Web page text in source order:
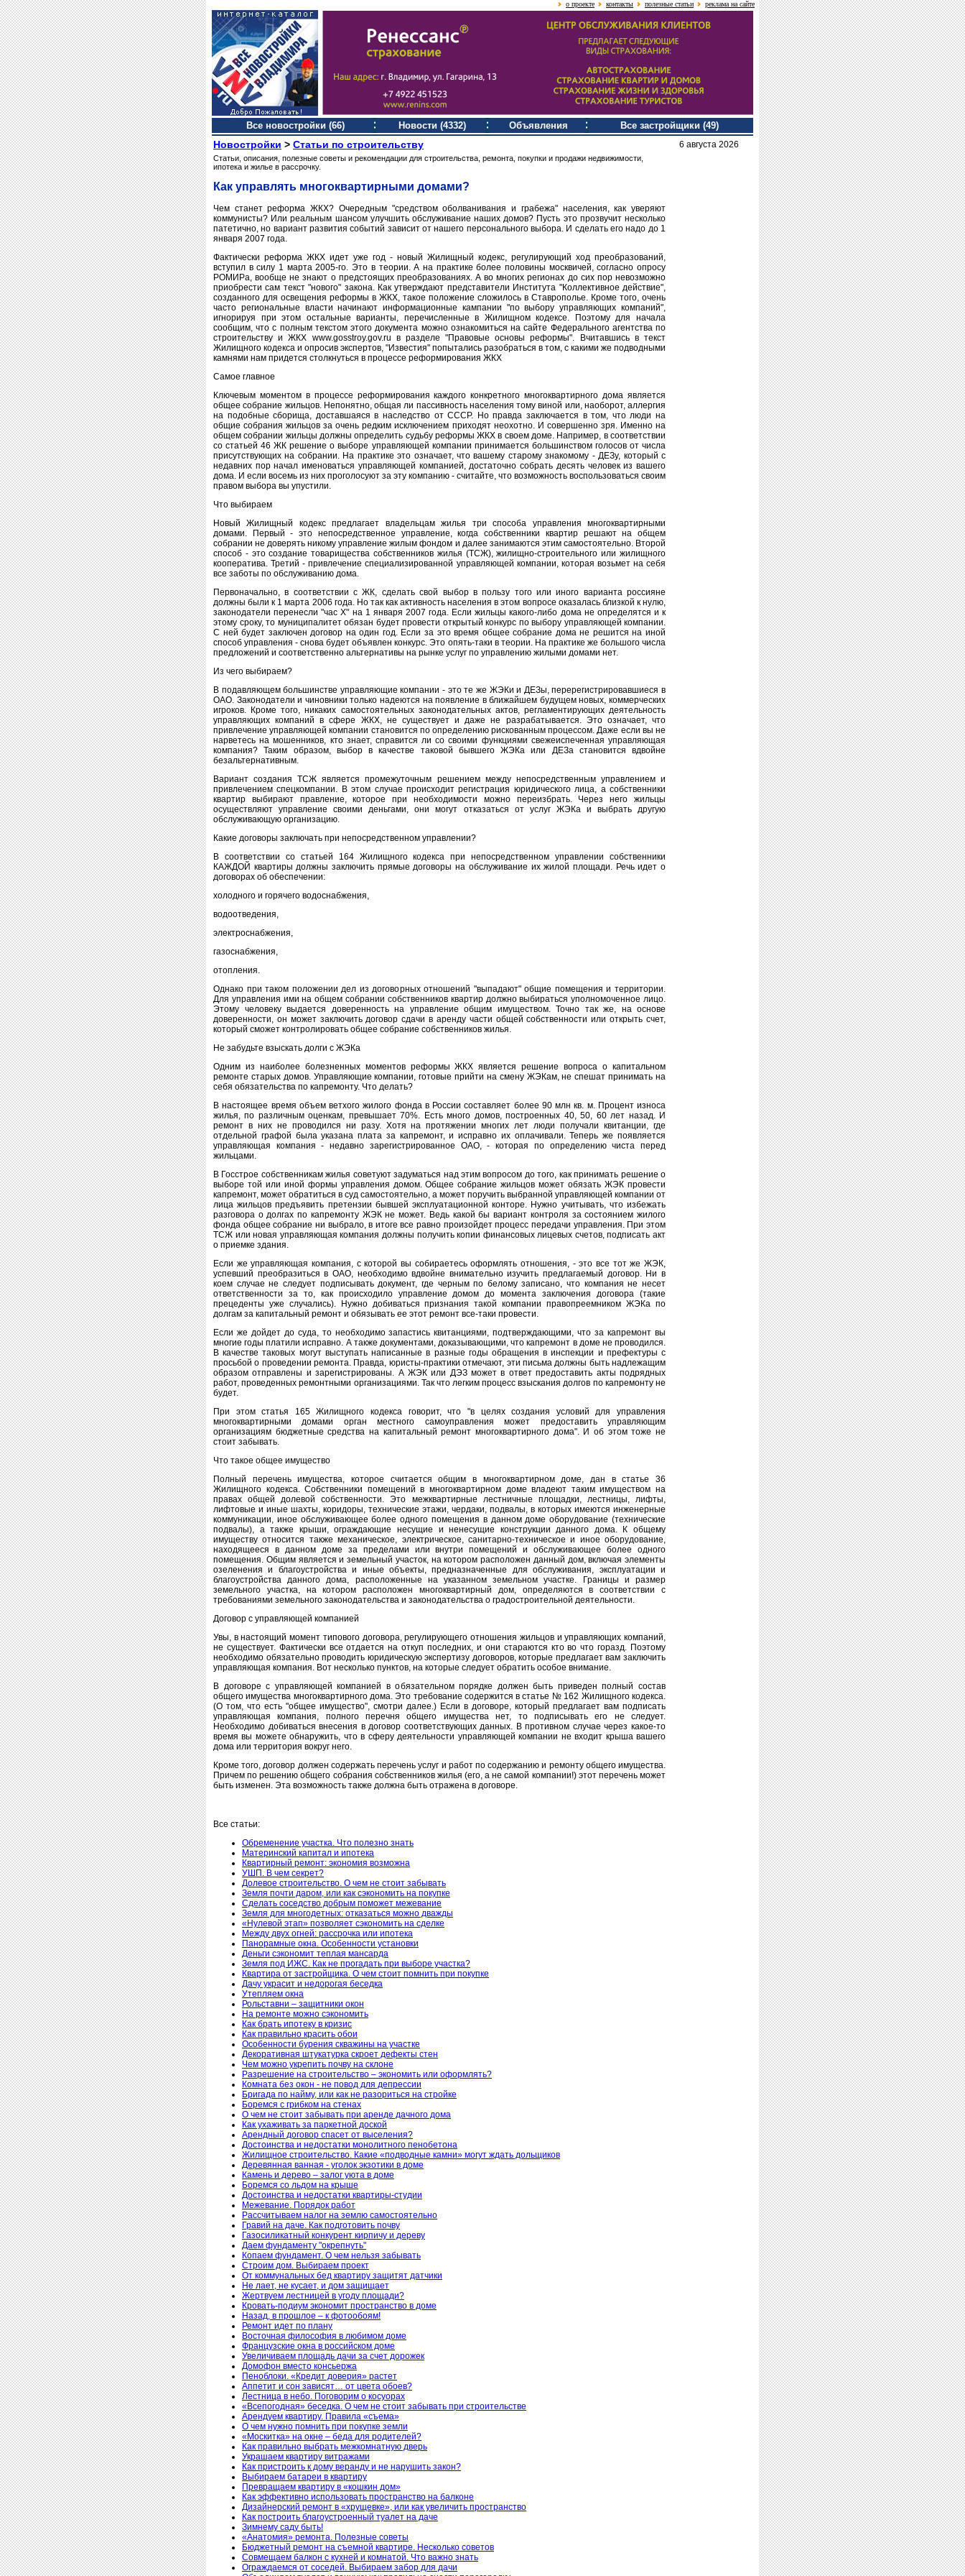
о проекте контакты полезные статьи реклама на сайте
Все новостройки (66) Новости (4332) Объявления Все застройщики (49)
Новостройки > Статьи по строительству 6 августа 2026
Статьи, описания, полезные советы и рекомендации для строительства, ремонта, покупки и продажи недвижимости,
ипотека и жилье в рассрочку.
Как управлять многоквартирными домами?
Чем станет реформа ЖКХ? Очередным "средством оболванивания и грабежа" населения, как уверяют
коммунисты? Или реальным шансом улучшить обслуживание наших домов? Пусть это прозвучит несколько
патетично, но вариант развития событий зависит от нашего персонального выбора. И сделать его надо до 1
января 2007 года.
Фактически реформа ЖКХ идет уже год - новый Жилищный кодекс, регулирующий ход преобразований,
вступил в силу 1 марта 2005-го. Это в теории. А на практике более половины москвичей, согласно опросу
РОМИРа, вообще не знают о предстоящих преобразованиях. А во многих регионах до сих пор невозможно
приобрести сам текст "нового" закона. Как утверждают представители Института "Коллективное действие",
созданного для освещения реформы в ЖКХ, такое положение сложилось в Ставрополье. Кроме того, очень
часто региональные власти начинают информационные кампании "по выбору управляющих компаний",
игнорируя при этом остальные варианты, перечисленные в Жилищном кодексе. Поэтому для начала
сообщим, что с полным текстом этого документа можно ознакомиться на сайте Федерального агентства по
строительству и ЖКХ www.gosstroy.gov.ru в разделе "Правовые основы реформы". Вчитавшись в текст
Жилищного кодекса и опросив экспертов, "Известия" попытались разобраться в том, с какими же подводными
камнями нам придется столкнуться в процессе реформирования ЖКХ
Самое главное
Ключевым моментом в процессе реформирования каждого конкретного многоквартирного дома является
общее собрание жильцов. Непонятно, общая ли пассивность населения тому виной или, наоборот, аллергия
на подобные сборища, доставшаяся в наследство от СССР. Но правда заключается в том, что люди на
общие собрания жильцов за очень редким исключением приходят неохотно. И совершенно зря. Именно на
общем собрании жильцы должны определить судьбу реформы ЖКХ в своем доме. Например, в соответствии
со статьей 46 ЖК решение о выборе управляющей компании принимается большинством голосов от числа
присутствующих на собрании. На практике это означает, что вашему старому знакомому - ДЕЗу, который с
недавних пор начал именоваться управляющей компанией, достаточно собрать десять человек из вашего
дома. И если восемь из них проголосуют за эту компанию - считайте, что возможность воспользоваться своим
правом выбора вы упустили.
Что выбираем
Новый Жилищный кодекс предлагает владельцам жилья три способа управления многоквартирными
домами. Первый - это непосредственное управление, когда собственники квартир решают на общем
собрании не доверять никому управление жилым фондом и далее занимаются этим самостоятельно. Второй
способ - это создание товарищества собственников жилья (ТСЖ), жилищно-строительного или жилищного
кооператива. Третий - привлечение специализированной управляющей компании, которая возьмет на себя
все заботы по обслуживанию дома.
Первоначально, в соответствии с ЖК, сделать свой выбор в пользу того или иного варианта россияне
должны были к 1 марта 2006 года. Но так как активность населения в этом вопросе оказалась близкой к нулю,
законодатели перенесли "час Х" на 1 января 2007 года. Если жильцы какого-либо дома не определятся и к
этому сроку, то муниципалитет обязан будет провести открытый конкурс по выбору управляющей компании.
С ней будет заключен договор на один год. Если за это время общее собрание дома не решится на иной
способ управления - снова будет объявлен конкурс. Это опять-таки в теории. На практике же большого числа
предложений и соответственно альтернативы на рынке услуг по управлению жилыми домами нет.
Из чего выбираем?
В подавляющем большинстве управляющие компании - это те же ЖЭКи и ДЕЗы, перерегистрировавшиеся в
ОАО. Законодатели и чиновники только надеются на появление в ближайшем будущем новых, коммерческих
игроков. Кроме того, никаких самостоятельных законодательных актов, регламентирующих деятельность
управляющих компаний в сфере ЖКХ, не существует и даже не разрабатывается. Это означает, что
привлечение управляющей компании становится по определению рискованным процессом. Даже если вы не
нарветесь на мошенников, кто знает, справится ли со своими функциями свежеиспеченная управляющая
компания? Таким образом, выбор в качестве таковой бывшего ЖЭКа или ДЕЗа становится вдвойне
безальтернативным.
Вариант создания ТСЖ является промежуточным решением между непосредственным управлением и
привлечением спецкомпании. В этом случае происходит регистрация юридического лица, а собственники
квартир выбирают правление, которое при необходимости можно переизбрать. Через него жильцы
осуществляют управление своими деньгами, они могут отказаться от услуг ЖЭКа и выбрать другую
обслуживающую организацию.
Какие договоры заключать при непосредственном управлении?
В соответствии со статьей 164 Жилищного кодекса при непосредственном управлении собственники
КАЖДОЙ квартиры должны заключить прямые договоры на обслуживание их жилой площади. Речь идет о
договорах об обеспечении:
холодного и горячего водоснабжения,
водоотведения,
электроснабжения,
газоснабжения,
отопления.
Однако при таком положении дел из договорных отношений "выпадают" общие помещения и территории.
Для управления ими на общем собрании собственников квартир должно выбираться уполномоченное лицо.
Этому человеку выдается доверенность на управление общим имуществом. Точно так же, на основе
доверенности, он может заключить договор сдачи в аренду части общей собственности или открыть счет,
который сможет контролировать общее собрание собственников жилья.
Не забудьте взыскать долги с ЖЭКа
Одним из наиболее болезненных моментов реформы ЖКХ является решение вопроса о капитальном
ремонте старых домов. Управляющие компании, готовые прийти на смену ЖЭКам, не спешат принимать на
себя обязательства по капремонту. Что делать?
В настоящее время объем ветхого жилого фонда в России составляет более 90 млн кв. м. Процент износа
жилья, по различным оценкам, превышает 70%. Есть много домов, построенных 40, 50, 60 лет назад. И
ремонт в них не проводился ни разу. Хотя на протяжении многих лет люди получали квитанции, где
отдельной графой была указана плата за капремонт, и исправно их оплачивали. Теперь же появляется
управляющая компания - недавно зарегистрированное ОАО, - которая по определению чиста перед
жильцами.
В Госстрое собственникам жилья советуют задуматься над этим вопросом до того, как принимать решение о
выборе той или иной формы управления домом. Общее собрание жильцов может обязать ЖЭК провести
капремонт, может обратиться в суд самостоятельно, а может поручить выбранной управляющей компании от
лица жильцов предъявить претензии бывшей эксплуатационной конторе. Нужно учитывать, что избежать
разговора о долгах по капремонту ЖЭК не может. Ведь какой бы вариант контроля за состоянием жилого
фонда общее собрание ни выбрало, в итоге все равно произойдет процесс передачи управления. При этом
ТСЖ или новая управляющая компания должны получить копии финансовых лицевых счетов, подписать акт
о приемке здания.
Если же управляющая компания, с которой вы собираетесь оформлять отношения, - это все тот же ЖЭК,
успевший преобразиться в ОАО, необходимо вдвойне внимательно изучить предлагаемый договор. Ни в
коем случае не следует подписывать документ, где черным по белому записано, что компания не несет
ответственности за то, как происходило управление домом до момента заключения договора (такие
прецеденты уже случались). Нужно добиваться признания такой компании правопреемником ЖЭКа по
долгам за капитальный ремонт и обязывать ее этот ремонт все-таки провести.
Если же дойдет до суда, то необходимо запастись квитанциями, подтверждающими, что за капремонт вы
многие годы платили исправно. А также документами, доказывающими, что капремонт в доме не проводился.
В качестве таковых могут выступать написанные в разные годы обращения в инспекции и префектуры с
просьбой о проведении ремонта. Правда, юристы-практики отмечают, эти письма должны быть надлежащим
образом отправлены и зарегистрированы. А ЖЭК или ДЭЗ может в ответ предоставить акты подрядных
работ, проведенных ремонтными организациями. Так что легким процесс взыскания долгов по капремонту не
будет.
При этом статья 165 Жилищного кодекса говорит, что "в целях создания условий для управления
многоквартирными домами орган местного самоуправления может предоставить управляющим
организациям бюджетные средства на капитальный ремонт многоквартирного дома". И об этом тоже не
стоит забывать.
Что такое общее имущество
Полный перечень имущества, которое считается общим в многоквартирном доме, дан в статье 36
Жилищного кодекса. Собственники помещений в многоквартирном доме владеют таким имуществом на
правах общей долевой собственности. Это межквартирные лестничные площадки, лестницы, лифты,
лифтовые и иные шахты, коридоры, технические этажи, чердаки, подвалы, в которых имеются инженерные
коммуникации, иное обслуживающее более одного помещения в данном доме оборудование (технические
подвалы), а также крыши, ограждающие несущие и ненесущие конструкции данного дома. К общему
имуществу относится также механическое, электрическое, санитарно-техническое и иное оборудование,
находящееся в данном доме за пределами или внутри помещений и обслуживающее более одного
помещения. Общим является и земельный участок, на котором расположен данный дом, включая элементы
озеленения и благоустройства и иные объекты, предназначенные для обслуживания, эксплуатации и
благоустройства данного дома, расположенные на указанном земельном участке. Границы и размер
земельного участка, на котором расположен многоквартирный дом, определяются в соответствии с
требованиями земельного законодательства и законодательства о градостроительной деятельности.
Договор с управляющей компанией
Увы, в настоящий момент типового договора, регулирующего отношения жильцов и управляющих компаний,
не существует. Фактически все отдается на откуп последних, и они стараются кто во что горазд. Поэтому
необходимо обязательно проводить юридическую экспертизу договоров, которые предлагает вам заключить
управляющая компания. Вот несколько пунктов, на которые следует обратить особое внимание.
В договоре с управляющей компанией в обязательном порядке должен быть приведен полный состав
общего имущества многоквартирного дома. Это требование содержится в статье № 162 Жилищного кодекса.
(О том, что есть "общее имущество", смотри далее.) Если в договоре, который предлагает вам подписать
управляющая компания, полного перечня общего имущества нет, то подписывать его не следует.
Необходимо добиваться внесения в договор соответствующих данных. В противном случае через какое-то
время вы можете обнаружить, что в сферу деятельности управляющей компании не входит крыша вашего
дома или территория вокруг него.
Кроме того, договор должен содержать перечень услуг и работ по содержанию и ремонту общего имущества.
Причем по решению общего собрания собственников жилья (его, а не самой компании!) этот перечень может
быть изменен. Эта возможность также должна быть отражена в договоре.
Все статьи:
Обременение участка. Что полезно знать
Материнский капитал и ипотека
Квартирный ремонт: экономия возможна
УШП. В чем секрет?
Долевое строительство. О чем не стоит забывать
Земля почти даром, или как сэкономить на покупке
Сделать соседство добрым поможет межевание
Земля для многодетных: отказаться можно дважды
«Нулевой этап» позволяет сэкономить на сделке
Между двух огней: рассрочка или ипотека
Панорамные окна. Особенности установки
Деньги сэкономит теплая мансарда
Земля под ИЖС. Как не прогадать при выборе участка?
Квартира от застройщика. О чем стоит помнить при покупке
Дачу украсит и недорогая беседка
Утепляем окна
Рольставни – защитники окон
На ремонте можно сэкономить
Как брать ипотеку в кризис
Как правильно красить обои
Особенности бурения скважины на участке
Декоративная штукатурка скроет дефекты стен
Чем можно укрепить почву на склоне
Разрешение на строительство – экономить или оформлять?
Комната без окон - не повод для депрессии
Бригада по найму, или как не разориться на стройке
Боремся с грибком на стенах
О чем не стоит забывать при аренде дачного дома
Как ухаживать за паркетной доской
Арендный договор спасет от выселения?
Достоинства и недостатки монолитного пенобетона
Жилищное строительство. Какие «подводные камни» могут ждать дольщиков
Деревянная ванная - уголок экзотики в доме
Камень и дерево – залог уюта в доме
Боремся со льдом на крыше
Достоинства и недостатки квартиры-студии
Межевание. Порядок работ
Рассчитываем налог на землю самостоятельно
Гравий на даче. Как подготовить почву
Газосиликатный конкурент кирпичу и дереву
Даем фундаменту "окрепнуть"
Копаем фундамент. О чем нельзя забывать
Строим дом. Выбираем проект
От коммунальных бед квартиру защитят датчики
Не лает, не кусает, и дом защищает
Жертвуем лестницей в угоду площади?
Кровать-подиум экономит пространство в доме
Назад, в прошлое – к фотообоям!
Ремонт идет по плану
Восточная философия в любимом доме
Французские окна в российском доме
Увеличиваем площадь дачи за счет дорожек
Домофон вместо консьержа
Пеноблоки. «Кредит доверия» растет
Аппетит и сон зависят… от цвета обоев?
Лестница в небо. Поговорим о косуорах
«Всепогодная» беседка. О чем не стоит забывать при строительстве
Арендуем квартиру. Правила «съема»
О чем нужно помнить при покупке земли
«Москитка» на окне – беда для родителей?
Как правильно выбрать межкомнатную дверь
Украшаем квартиру витражами
Как пристроить к дому веранду и не нарушить закон?
Выбираем батареи в квартиру
Превращаем квартиру в «кошкин дом»
Как эффективно использовать пространство на балконе
Дизайнерский ремонт в «хрущевке», или как увеличить пространство
Как построить благоустроенный туалет на даче
Зимнему саду быть!
«Анатомия» ремонта. Полезные советы
Бюджетный ремонт на съемной квартире. Несколько советов
Совмещаем балкон с кухней и комнатой. Что важно знать
Ограждаемся от соседей. Выбираем забор для дачи